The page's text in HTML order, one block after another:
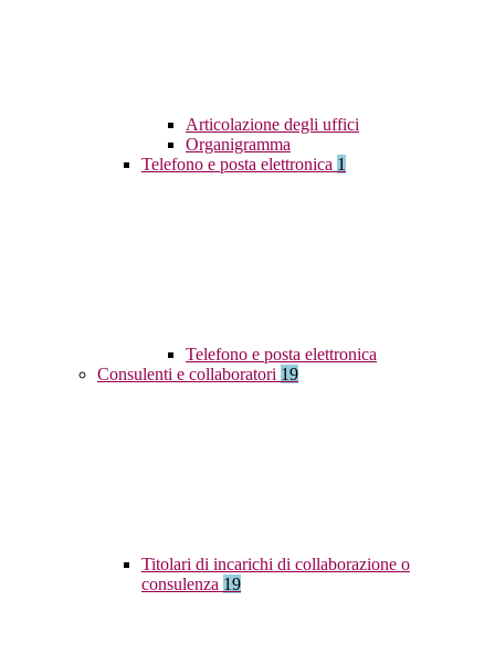
Articolazione degli uffici
Organigramma
Telefono e posta elettronica 1
Telefono e posta elettronica
Consulenti e collaboratori 19
Titolari di incarichi di collaborazione o
consulenza 19